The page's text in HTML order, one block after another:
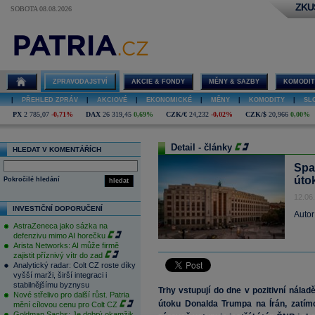
SOBOTA 08.08.2026
ZPRAVODAJSTVÍ AKCIE & FONDY MĚNY & SAZBY
PŘEHLED ZPRÁV AKCIOVÉ EKONOMICKÉ MĚNY KOMODITY
PX 2 785,07 -0,71% DAX 26 319,45 0,69% CZK/€ 24,232 -0,02% CZK/$ 20,966 0,00%
HLEDAT V KOMENTÁŘÍCH
hledat
Pokročilé hledání
INVESTIČNÍ DOPORUČENÍ
AstraZeneca jako sázka na
defenzivu mimo AI horečku
Arista Networks: AI může firmě
zajistit příznivý vítr do zad
Analytický radar: Colt CZ roste díky
vyšší marži, širší integraci i
stabilnějšímu byznysu
Nové střelivo pro další růst. Patria
mění cílovou cenu pro Colt CZ
Detail - články
Trhy vstupují do dne v pozitivní
útoku Donalda Trumpa na Írán,